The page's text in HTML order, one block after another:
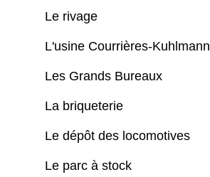
Le rivage
L'usine Courrières-Kuhlmann
Les Grands Bureaux
La briqueterie
Le dépôt des locomotives
Le parc à stock